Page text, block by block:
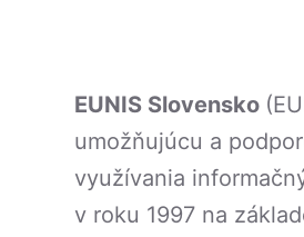
EUNIS Slovensko
umožňujúcu a
využívania
v roku 1997 na